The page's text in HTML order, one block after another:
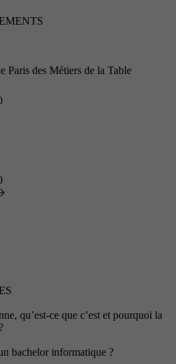
Paris des Métiers de la Table
qu’est-ce que c’est et pourquoi la
bachelor informatique ?